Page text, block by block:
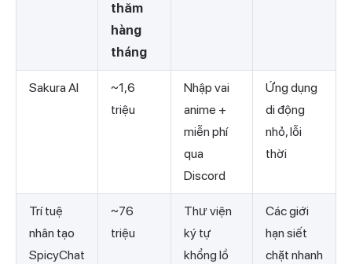
thăm
hàng
tháng
Sakura AI
~1,6
triệu
Nhập vai
anime +
miễn phí
qua
Discord
Ứng dụng
di động
nhỏ, lỗi
thời
Trí tuệ
nhân tạo
SpicyChat
~76
triệu
Thư viện
ký tự
khổng lồ
Các giới
hạn siết
chặt nhanh